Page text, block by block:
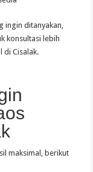
ingin ditanyakan,
konsultasi lebih
di Cisalak.
maksimal, berikut